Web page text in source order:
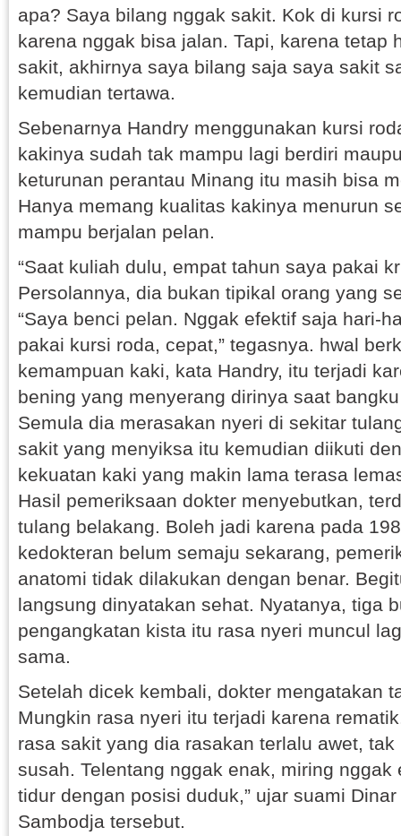
apa? Saya bilang nggak sakit. Kok di kursi
karena nggak bisa jalan. Tapi, karena tetap
sakit, akhirnya saya bilang saja saya sakit
kemudian tertawa.
Sebenarnya Handry menggunakan kursi
kakinya sudah tak mampu lagi berdiri
keturunan perantau Minang itu masih bisa
Hanya memang kualitas kakinya menurun
mampu berjalan pelan.
“Saat kuliah dulu, empat tahun saya pakai
Persolannya, dia bukan tipikal orang yang
“Saya benci pelan. Nggak efektif saja hari-
pakai kursi roda, cepat,” tegasnya. hwal
kemampuan kaki, kata Handry, itu terjadi
bening yang menyerang dirinya saat
Semula dia merasakan nyeri di sekitar
sakit yang menyiksa itu kemudian diikuti
kekuatan kaki yang makin lama terasa
Hasil pemeriksaan dokter menyebutkan,
tulang belakang. Boleh jadi karena pada
kedokteran belum semaju sekarang,
anatomi tidak dilakukan dengan benar.
langsung dinyatakan sehat. Nyatanya, tiga
pengangkatan kista itu rasa nyeri muncul
sama.
Setelah dicek kembali, dokter mengatakan
Mungkin rasa nyeri itu terjadi karena
rasa sakit yang dia rasakan terlalu awet, tak
susah. Telentang nggak enak, miring nggak
tidur dengan posisi duduk,” ujar suami
Sambodja tersebut.